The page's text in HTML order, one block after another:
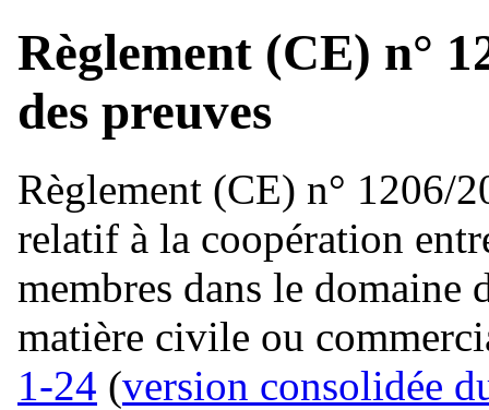
Règlement (CE) n°
des preuves
Règlement (CE) n° 1206/
relatif à la coopération
membres dans le domaine
matière civile ou
1-24 (version consolidée